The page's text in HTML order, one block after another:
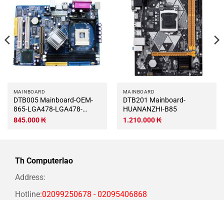
MAINBOARD
DTB005 Mainboard-OEM-
865-LGA478-LGA478-
DTB005
845.000₭
MAINBOARD
DTB201 Mainboard-
HUANANZHI-B85
1.210.000₭
Th Computerlao
Address:
Hotline:02099250678 - 02095406868